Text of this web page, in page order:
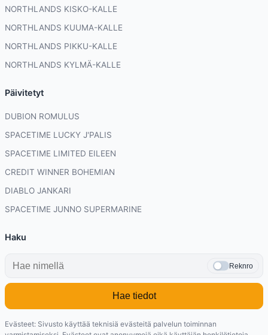
NORTHLANDS KISKO-KALLE
NORTHLANDS KUUMA-KALLE
NORTHLANDS PIKKU-KALLE
NORTHLANDS KYLMÄ-KALLE
Päivitetyt
DUBION ROMULUS
SPACETIME LUCKY J'PALIS
SPACETIME LIMITED EILEEN
CREDIT WINNER BOHEMIAN
DIABLO JANKARI
SPACETIME JUNNO SUPERMARINE
Haku
Reknro
Hae tiedot
Evästeet: Sivusto käyttää teknisiä evästeitä palvelun toiminnan